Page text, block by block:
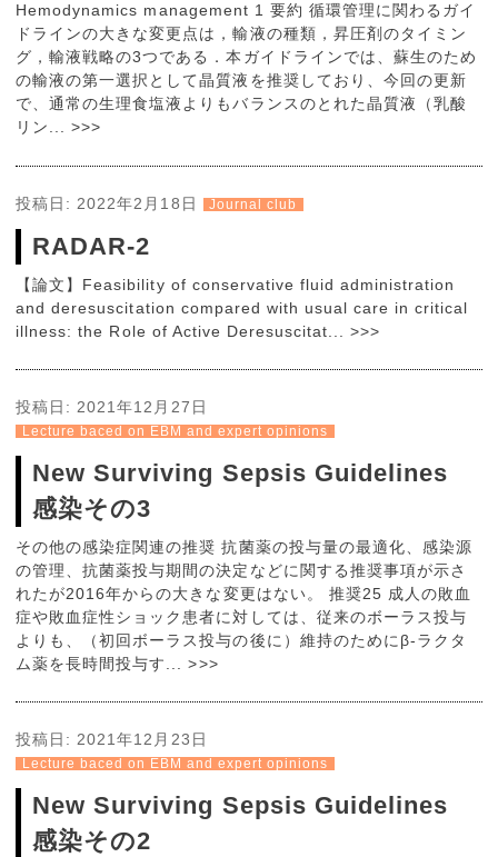
Hemodynamics management 1 要約 循環管理に関わるガイ
ドラインの大きな変更点は，輸液の種類，昇圧剤のタイミン
グ，輸液戦略の3つである．本ガイドラインでは、蘇生のため
の輸液の第一選択として晶質液を推奨しており、今回の更新
で、通常の生理食塩液よりもバランスのとれた晶質液（乳酸
リン... >>>
投稿日: 2022年2月18日 Journal club
RADAR-2
【論文】Feasibility of conservative fluid administration
and deresuscitation compared with usual care in critical
illness: the Role of Active Deresuscitat... >>>
投稿日: 2021年12月27日
Lecture baced on EBM and expert opinions
New Surviving Sepsis Guidelines
感染その3
その他の感染症関連の推奨 抗菌薬の投与量の最適化、感染源
の管理、抗菌薬投与期間の決定などに関する推奨事項が示さ
れたが2016年からの大きな変更はない。 推奨25 成人の敗血
症や敗血症性ショック患者に対しては、従来のボーラス投与
よりも、（初回ボーラス投与の後に）維持のためにβ-ラクタ
ム薬を長時間投与す... >>>
投稿日:2021年12月23日
Lecture baced on EBM and expert opinions
New Surviving Sepsis Guidelines
感染その2